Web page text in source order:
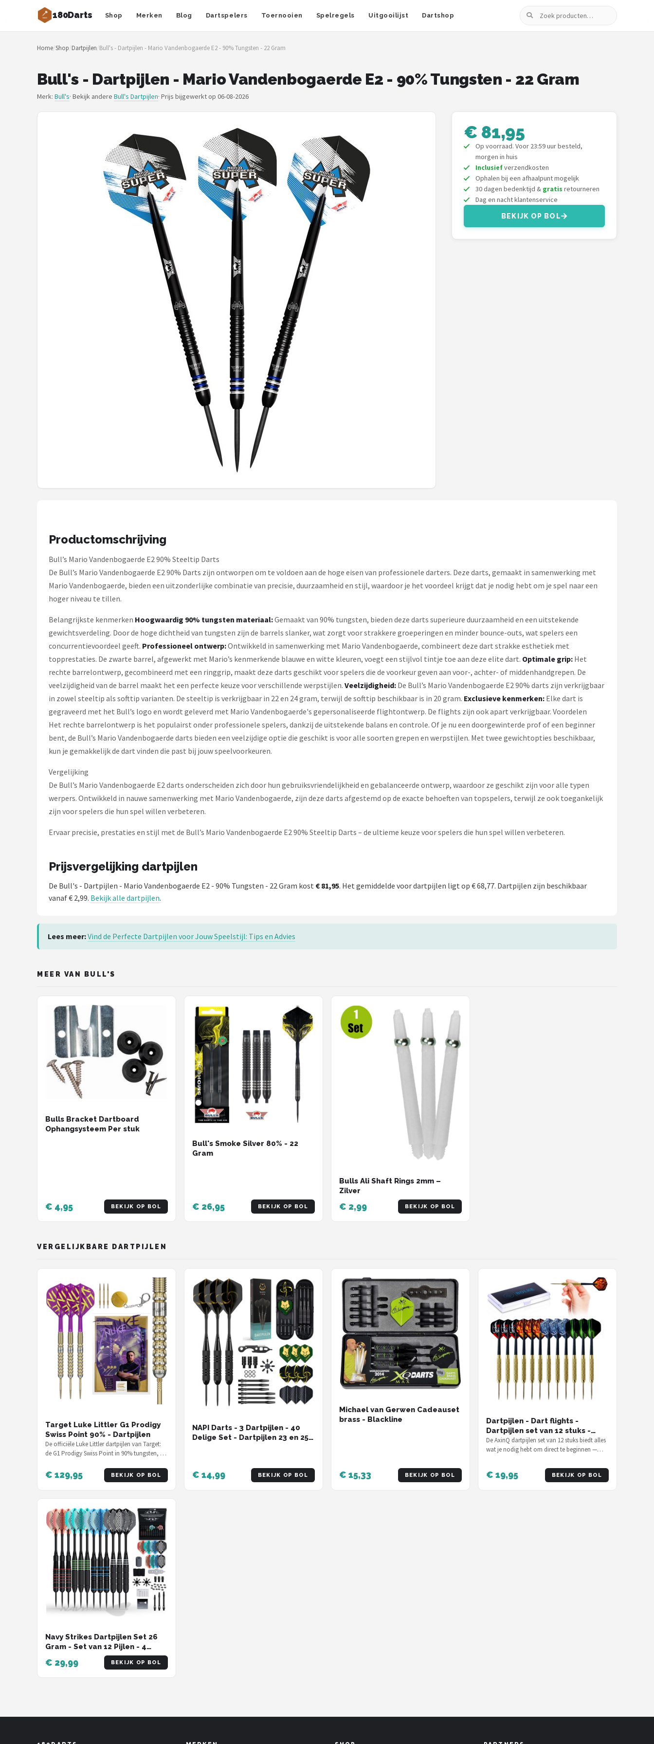
180Darts Shop Merken Blog Dartspelers Toernooien Spelregels Uitgooilijst Dartshop
Zoeken
Zoeken
NAVIGATIE
Merken
Red Dragon
Home/Shop/Dartpijlen/Bull's - Dartpijlen - Mario Vandenbogaerde E2 - 90% Tungsten - 22 Gram
Bull's - Dartpijlen - Mario Vandenbogaerde E2 - 90% Tungsten - 22 Gram
Merk: Bull's· Bekijk andere Bull's Dartpijlen· Prijs bijgewerkt op 06-08-2026
€ 81,95
Op voorraad. Voor 23:59 uur besteld,
morgen in huis
Inclusiefverzendkosten
Ophalen bij een afhaalpunt mogelijk
30 dagen bedenktijd & gratis retourneren
Dag en nacht klantenservice
BEKIJK OP BOL
Productomschrijving
Bull’s Mario Vandenbogaerde E2 90% Steeltip Darts
De Bull’s Mario Vandenbogaerde E2 90% Darts zijn ontworpen om te voldoen aan de hoge eisen van professionele darters. Deze darts, gemaakt in samenwerking met
Mario Vandenbogaerde, bieden een uitzonderlijke combinatie van precisie, duurzaamheid en stijl, waardoor je het voordeel krijgt dat je nodig hebt om je spel naar een
hoger niveau te tillen.
Belangrijkste kenmerken Hoogwaardig 90% tungsten materiaal:Gemaakt van 90% tungsten, bieden deze darts superieure duurzaamheid en een uitstekende
gewichtsverdeling. Door de hoge dichtheid van tungsten zijn de barrels slanker, wat zorgt voor strakkere groeperingen en minder bounce-outs, wat spelers een
concurrentievoordeel geeft. Professioneel ontwerp:Ontwikkeld in samenwerking met Mario Vandenbogaerde, combineert deze dart strakke esthetiek met
topprestaties. De zwarte barrel, afgewerkt met Mario’s kenmerkende blauwe en witte kleuren, voegt een stijlvol tintje toe aan deze elite dart. Optimale grip: Het
rechte barrelontwerp, gecombineerd met een ringgrip, maakt deze darts geschikt voor spelers die de voorkeur geven aan voor-, achter- of middenhandgrepen. De
veelzijdigheid van de barrel maakt het een perfecte keuze voor verschillende werpstijlen. Veelzijdigheid: De Bull’s Mario Vandenbogaerde E2 90% darts zijn verkrijgbaar
in zowel steeltip als softtip varianten. De steeltip is verkrijgbaar in 22 en 24 gram, terwijl de softtip beschikbaar is in 20 gram. Exclusieve kenmerken: Elke dart is
gegraveerd met het Bull’s logo en wordt geleverd met Mario Vandenbogaerde's gepersonaliseerde flightontwerp. De flights zijn ook apart verkrijgbaar. Voordelen
Het rechte barrelontwerp is het populairst onder professionele spelers, dankzij de uitstekende balans en controle. Of je nu een doorgewinterde prof of een beginner
bent, de Bull’s Mario Vandenbogaerde darts bieden een veelzijdige optie die geschikt is voor alle soorten grepen en werpstijlen. Met twee gewichtopties beschikbaar,
kun je gemakkelijk de dart vinden die past bij jouw speelvoorkeuren.
Vergelijking
De Bull’s Mario Vandenbogaerde E2 darts onderscheiden zich door hun gebruiksvriendelijkheid en gebalanceerde ontwerp, waardoor ze geschikt zijn voor alle typen
werpers. Ontwikkeld in nauwe samenwerking met Mario Vandenbogaerde, zijn deze darts afgestemd op de exacte behoeften van topspelers, terwijl ze ook toegankelijk
zijn voor spelers die hun spel willen verbeteren.
Ervaar precisie, prestaties en stijl met de Bull’s Mario Vandenbogaerde E2 90% Steeltip Darts – de ultieme keuze voor spelers die hun spel willen verbeteren.
Prijsvergelijking dartpijlen
De Bull's - Dartpijlen - Mario Vandenbogaerde E2 - 90% Tungsten - 22 Gram kost € 81,95. Het gemiddelde voor dartpijlen ligt op € 68,77. Dartpijlen zijn beschikbaar
vanaf € 2,99. Bekijk alle dartpijlen.
Lees meer:Vind de Perfecte Dartpijlen voor Jouw Speelstijl: Tips en Advies
MEER VAN BULL'S
Bulls Bracket Dartboard
Ophangsysteem Per stuk
€ 4,95 BEKIJK OP BOL
Bull's Smoke Silver 80% - 22
Gram
€ 26,95 BEKIJK OP BOL
Bulls Ali Shaft Rings 2mm –
Zilver
€ 2,99 BEKIJK OP BOL
VERGELIJKBARE DARTPIJLEN
Target Luke Littler G1 Prodigy
Swiss Point 90% - Dartpijlen
De officiële Luke Littler dartpijlen van Target:
de G1 Prodigy Swiss Point in 90% tungsten, 23
€ 129,95 BEKIJK OP BOL
NAPI Darts - 3 Dartpijlen - 40
Delige Set - Dartpijlen 23 en 25
Inclusief Dart Flights - 2
Verschillende Lengtes -
€ 14,99 BEKIJK OP BOL
Michael van Gerwen Cadeauset
brass - Blackline
€ 15,33 BEKIJK OP BOL
Dartpijlen - Dart flights -
Dartpijlen set van 12 stuks -
Hoge kwaliteit - Basic. - 19
gram dartpijlen
De AxinQ dartpijlen set van 12 stuks biedt alles
wat je nodig hebt om direct te beginnen —
€ 19,95 BEKIJK OP BOL
Navy Strikes Dartpijlen Set 26
Gram - Set van 12 Pijlen - 4
Soorten Grip - Flights Darts en
Dart Shafts - Darten - 108
Delige Set - Incl Add-a-Gram 27
€ 29,99 BEKIJK OP BOL